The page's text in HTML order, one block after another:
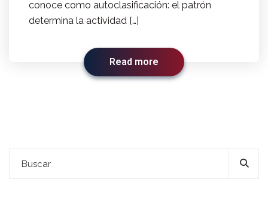
conoce como autoclasificación: el patrón
determina la actividad […]
Read more